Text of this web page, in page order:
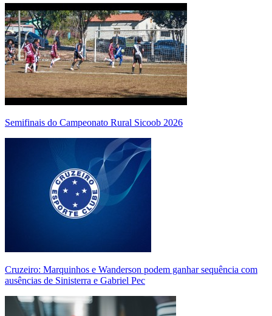
Semifinais do Campeonato Rural Sicoob 2026
Cruzeiro: Marquinhos e Wanderson podem ganhar sequência com
ausências de Sinisterra e Gabriel Pec